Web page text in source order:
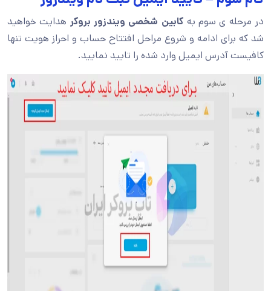
در مرحله ی سوم به کابین شخصی ویندزور بروکر هدایت خواهید
شد که برای ادامه و شروع مراحل افتتاح حساب و احراز هویت تنها
کافیست آدرس ایمیل وارد شده را تایید نمایید.